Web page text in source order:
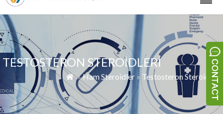
TESTOSTERON STEROIDLERI
 »Ham Steroidler »Testosteron Steroidleri